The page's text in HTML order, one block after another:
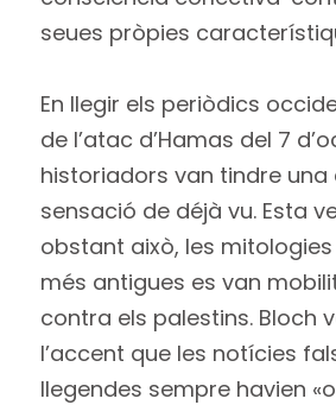
seues pròpies
En llegir els periòdics
de l’atac d’Hamas del 7
historiadors van tindre una
sensació de déjà vu. Esta
obstant això, les
més antigues es van
contra els palestins. Bloch
l’accent que les notícies
llegendes sempre havien